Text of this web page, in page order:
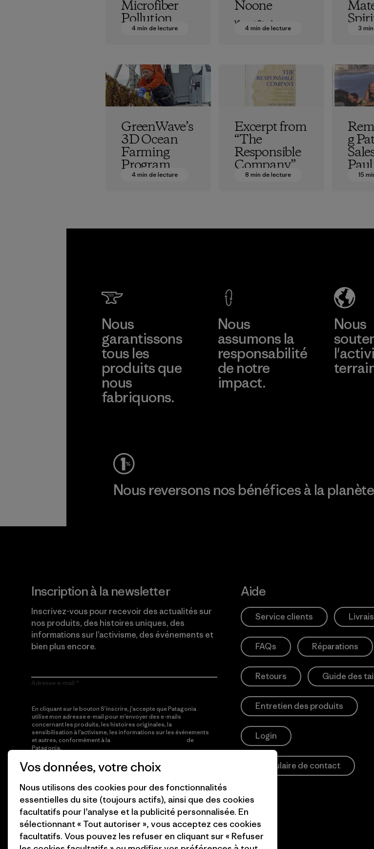
Microfiber
Pollution
4 min de lecture
Noone
Vincent Stanley
4 min de lecture 3
GreenWave’s
3D Ocean
Farming
Program
4 min de lecture
Excerpt from
“The
Responsible
Company”
by Yvon
8 min de lecture
g
15
Nous
garantissons
tous les
produits que
nous
fabriquons.
Nous
assumons la
responsabilité
de notre
impact.
Nous
Nous reversons nos bénéfices à la
Inscription à la newsletter
Inscrivez-vous pour recevoir des actualités sur
nos produits, des histoires uniques, des
informations sur l’activisme, des événements et
bien plus encore.
Adresse e-mail
En cliquant sur le bouton S’inscrire, j’accepte que Patagonia
utilise mon adresse e-mail pour m’envoyer des e-mails
concernant les produits, les histoires originales, la
sensibilisation à l’activisme, les informations sur les événements
et autres, conformément à la
de
Patagonia.
S’inscrire
Aide
Service clients
FAQs Réparations
Retours Guide des
Entretien des produits
Login
Formulaire de contact
Vos données, votre choix
Nous utilisons des cookies pour des fonctionnalités
essentielles du site (toujours actifs), ainsi que des cookies
facultatifs pour l’analyse et la publicité personnalisée. En
sélectionnant « Tout autoriser », vous acceptez ces cookies
facultatifs. Vous pouvez les refuser en cliquant sur « Refuser